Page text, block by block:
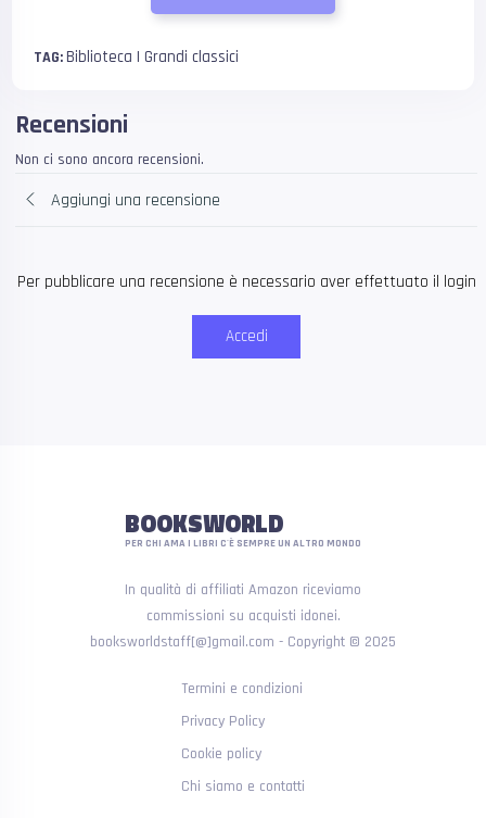
TAG:Biblioteca | Grandi classici
Recensioni
Non ci sono ancora recensioni.
Aggiungi una recensione
Per pubblicare una recensione è necessario aver effettuato il login
Accedi
BOOKSWORLD
PER CHI AMA I LIBRI C'È SEMPRE UN ALTRO MONDO
In qualità di affiliati Amazon riceviamo
commissioni su acquisti idonei.
booksworldstaff[@]gmail.com - Copyright © 2025
Termini e condizioni
Privacy Policy
Cookie policy
Chi siamo e contatti